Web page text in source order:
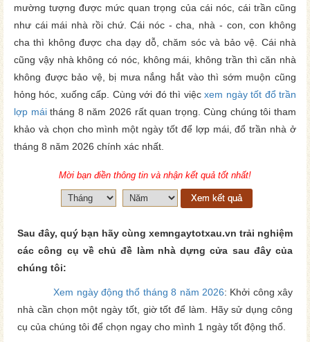
mường tượng được mức quan trọng của cái nóc, cái trần cũng
như cái mái nhà rồi chứ. Cái nóc - cha, nhà - con, con không
cha thì không được cha dạy dỗ, chăm sóc và bảo vệ. Cái nhà
cũng vậy nhà không có nóc, không mái, không trần thì căn nhà
không được bảo vệ, bị mưa nắng hắt vào thì sớm muộn cũng
hỏng hóc, xuống cấp. Cùng với đó thì việcxem ngày tốt đổ trần
lợp máitháng 8 năm 2026 rất quan trọng. Cùng chúng tôi tham
khảo và chọn cho mình một ngày tốt để lợp mái, đổ trần nhà ở
tháng 8 năm 2026 chính xác nhất.
Mời bạn điền thông tin và nhận kết quả tốt nhất!
Xem kết quả
Sau đây, quý bạn hãy cùng xemngaytotxau.vn trải nghiệm
các công cụ về chủ đề làm nhà dựng cửa sau đây của
chúng tôi:
Xem ngày động thổ tháng 8 năm 2026: Khởi công xây
nhà cần chọn một ngày tốt, giờ tốt để làm. Hãy sử dụng công
cụ của chúng tôi để chọn ngay cho mình 1 ngày tốt động thổ.